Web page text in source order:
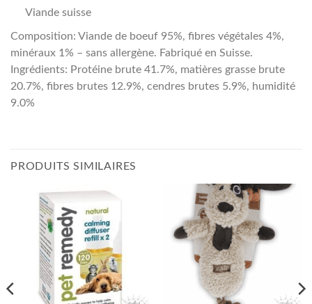
Viande suisse
Composition: Viande de boeuf 95%, fibres végétales 4%,
minéraux 1% – sans allergène. Fabriqué en Suisse.
Ingrédients: Protéine brute 41.7%, matières grasse brute
20.7%, fibres brutes 12.9%, cendres brutes 5.9%, humidité
9.0%
PRODUITS SIMILAIRES